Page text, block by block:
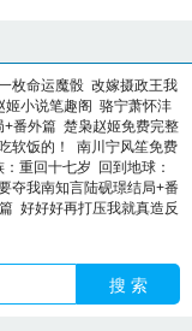
枚命运魔骰 改嫁摄政王我
姬小说笔趣阁 骆宁萧怀沣
+番外篇 楚枭赵姬免费完整
软饭的！
南川宁风笙免费
：重回十七岁
回到地球：
夺我南知言陆砚璟结局+番
好好好再打压我就真造反
搜 索